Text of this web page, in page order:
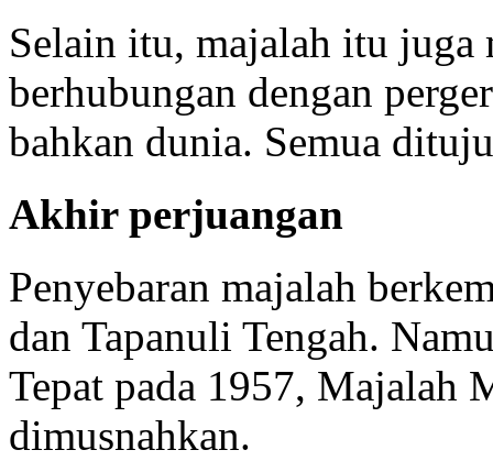
Selain itu, majalah itu juga
berhubungan dengan
bahkan dunia. Semua
Akhir perjuangan
Penyebaran majalah
dan Tapanuli Tengah.
Tepat pada 1957, Majalah
dimusnahkan.